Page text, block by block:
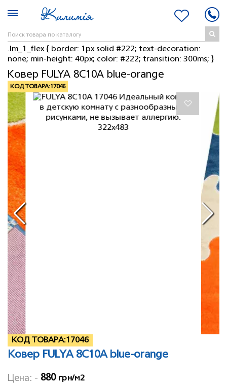
.lm_1_flex { border: 1px solid #222; text-decoration:
none; min-height: 40px; color: #222; transition: 300ms; }
Ковер FULYA 8C10A blue-orange
КОД ТОВАРА:17046
КОД ТОВАРА:17046
Ковер FULYA 8C10A blue-orange
Цена: - 880 грн/м2